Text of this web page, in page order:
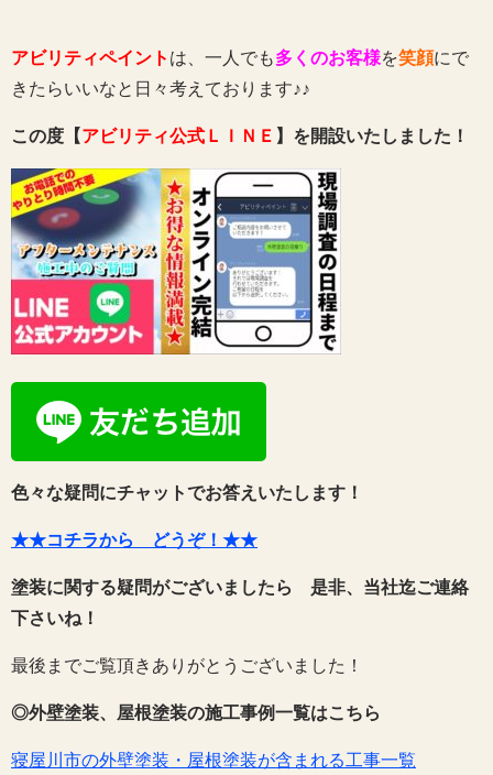
アビリティペイント は、一人でも多くのお客様を笑顔にで
きたらいいなと日々考えております♪♪
この度【アビリティ公式ＬＩＮＥ 】を開設いたしました！
色々な疑問にチャットでお答えいたします！
★★コチラから どうぞ！★★
塗装に関する疑問がございましたら 是非、当社迄ご連絡
下さいね！
最後までご覧頂きありがとうございました！
◎外壁塗装、屋根塗装の施工事例一覧はこちら
寝屋川市の外壁塗装・屋根塗装が含まれる工事一覧